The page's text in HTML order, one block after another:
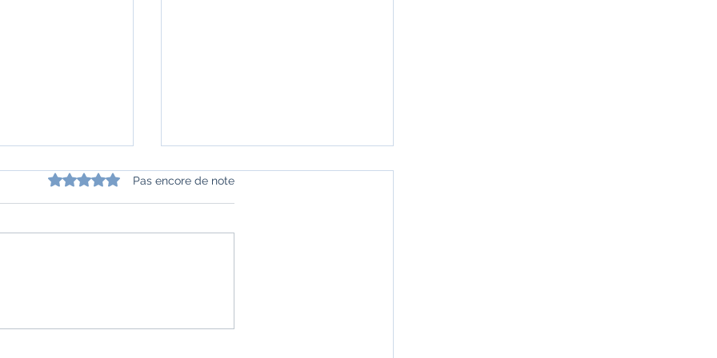
Gradeler
pierres" de Colette Poggi
Noté 0 étoile sur 5.Pas encore de note